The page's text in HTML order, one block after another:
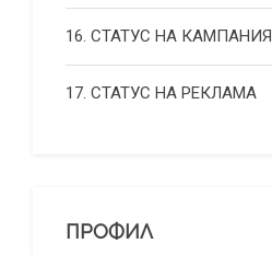
16. СТАТУС НА
17. СТАТУС НА РЕКЛАМА
ПРОФИЛ